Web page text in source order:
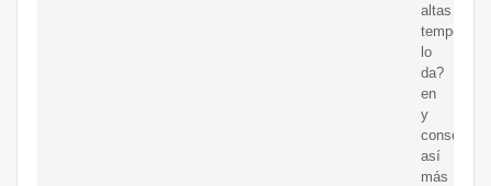
altas
lo
da?
en
y
así
más